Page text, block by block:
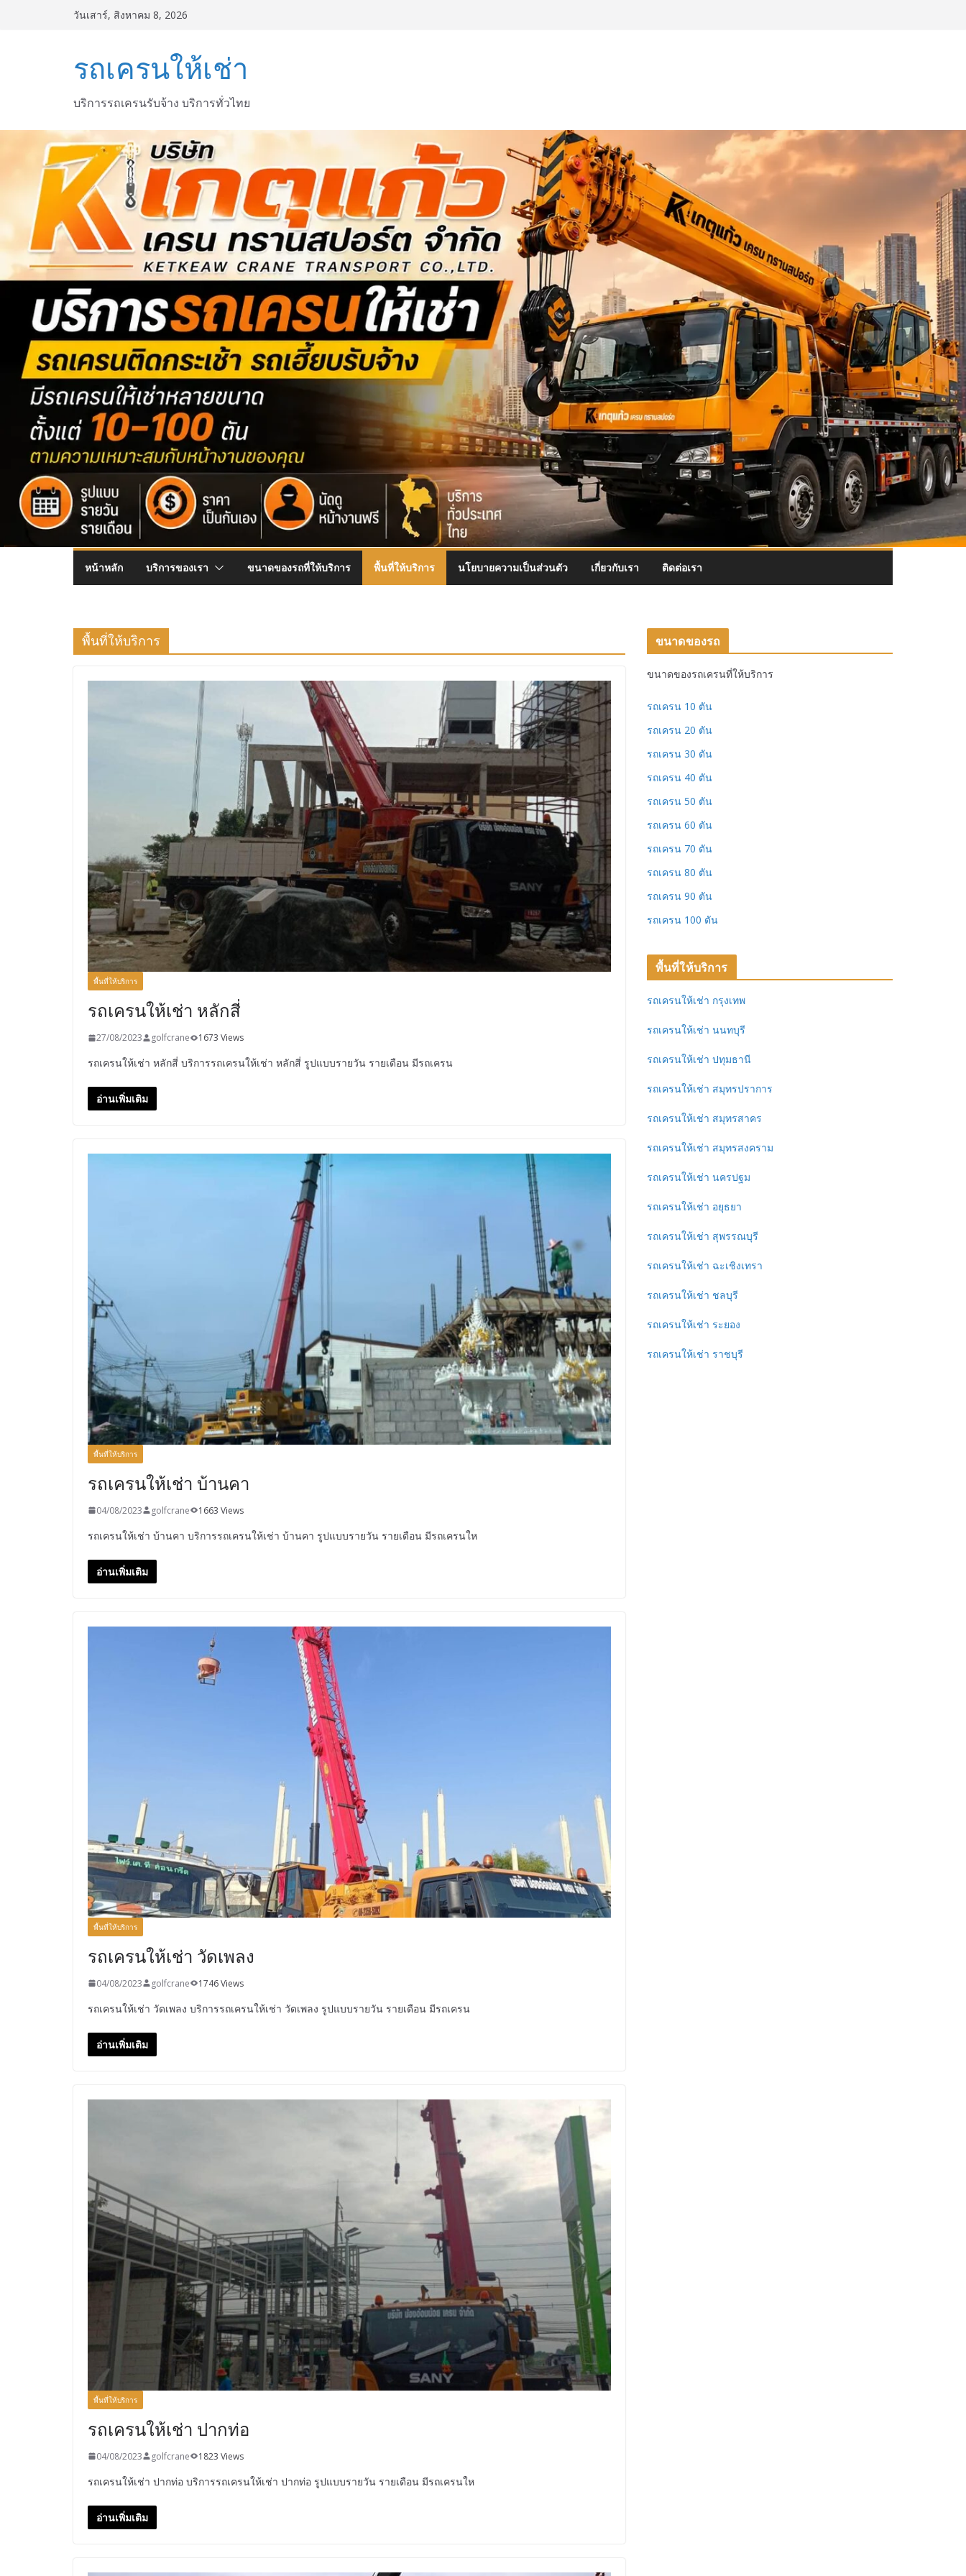
วันเสาร์, สิงหาคม 8, 2026
รถเครนให้เช่า
บริการรถเครนรับจ้าง บริการทั่วไทย
หน้าหลัก บริการของเรา ขนาดของรถที่ให้บริการ พื้นที่ให้บริการ นโยบายความเป็นส่วนตัว เกี่ยวกับเรา ติดต่อเรา
พื้นที่ให้บริการ
พื้นที่ให้บริการ
รถเครนให้เช่า หลักสี่
27/08/2023 golfcrane 1673 Views
รถเครนให้เช่า หลักสี่ บริการรถเครนให้เช่า หลักสี่ รูปแบบรายวัน รายเดือน มีรถเครน
อ่านเพิ่มเติม
พื้นที่ให้บริการ
รถเครนให้เช่า บ้านคา
04/08/2023 golfcrane 1663 Views
รถเครนให้เช่า บ้านคา บริการรถเครนให้เช่า บ้านคา รูปแบบรายวัน รายเดือน มีรถเครนให
อ่านเพิ่มเติม
พื้นที่ให้บริการ
รถเครนให้เช่า วัดเพลง
04/08/2023 golfcrane 1746 Views
รถเครนให้เช่า วัดเพลง บริการรถเครนให้เช่า วัดเพลง รูปแบบรายวัน รายเดือน มีรถเครน
อ่านเพิ่มเติม
พื้นที่ให้บริการ
รถเครนให้เช่า ปากท่อ
04/08/2023 golfcrane 1823 Views
รถเครนให้เช่า ปากท่อ บริการรถเครนให้เช่า ปากท่อ รูปแบบรายวัน รายเดือน มีรถเครนให
อ่านเพิ่มเติม
ขนาดของรถ
ขนาดของรถเครนที่ให้บริการ
รถเครน 10 ตัน
รถเครน 20 ตัน
รถเครน 30 ตัน
รถเครน 40 ตัน
รถเครน 50 ตัน
รถเครน 60 ตัน
รถเครน 70 ตัน
รถเครน 80 ตัน
รถเครน 90 ตัน
รถเครน 100 ตัน
พื้นที่ให้บริการ
รถเครนให้เช่า กรุงเทพ
รถเครนให้เช่า นนทบุรี
รถเครนให้เช่า ปทุมธานี
รถเครนให้เช่า สมุทรปราการ
รถเครนให้เช่า สมุทรสาคร
รถเครนให้เช่า สมุทรสงคราม
รถเครนให้เช่า นครปฐม
รถเครนให้เช่า อยุธยา
รถเครนให้เช่า สุพรรณบุรี
รถเครนให้เช่า ฉะเชิงเทรา
รถเครนให้เช่า ชลบุรี
รถเครนให้เช่า ระยอง
รถเครนให้เช่า ราชบุรี